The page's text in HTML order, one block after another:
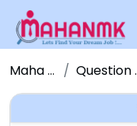
Maha NMK Question Papers